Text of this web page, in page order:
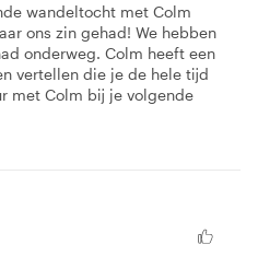
wandeltocht met Colm
ons zin gehad! We hebben
onderweg. Colm heeft een
vertellen die je de hele tijd
met Colm bij je volgende